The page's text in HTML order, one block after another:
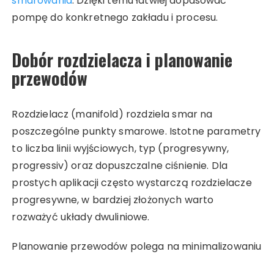
pompę do konkretnego zakładu i procesu.
Dobór rozdzielacza i planowanie
przewodów
Rozdzielacz (manifold) rozdziela smar na
poszczególne punkty smarowe. Istotne parametry
to liczba linii wyjściowych, typ (progresywny,
progressiv) oraz dopuszczalne ciśnienie. Dla
prostych aplikacji często wystarczą rozdzielacze
progresywne, w bardziej złożonych warto
rozważyć układy dwuliniowe.
Planowanie przewodów polega na minimalizowaniu